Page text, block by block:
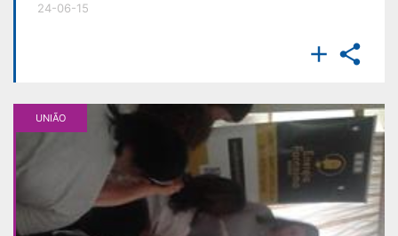
24-06-15
 
UNIÃO